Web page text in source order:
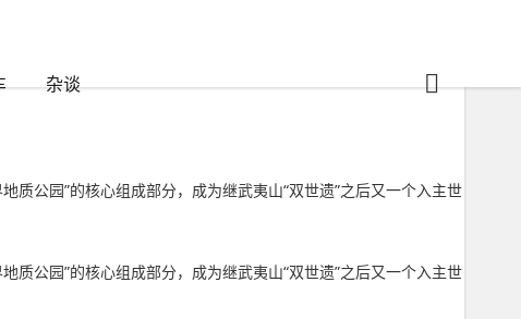
杂谈
公园”的核心组成部分，成为继武夷山“双世遗”之后又一个入主世
公园”的核心组成部分，成为继武夷山“双世遗”之后又一个入主世